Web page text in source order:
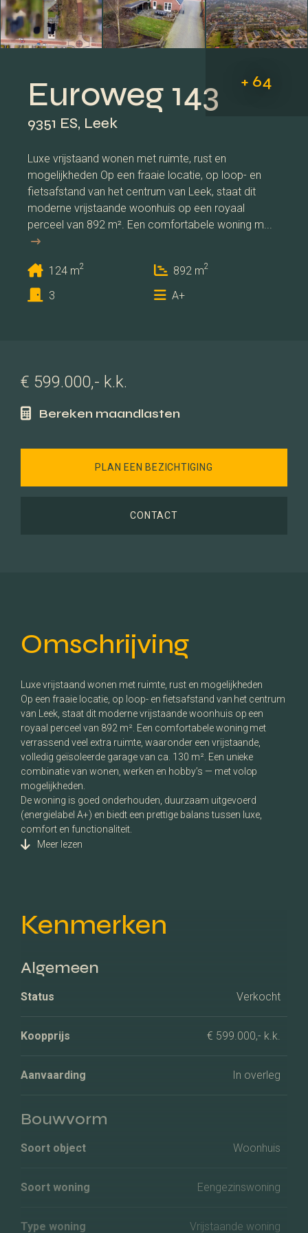
+ 64
Euroweg 143
9351 ES, Leek
Luxe vrijstaand wonen met ruimte, rust en
mogelijkheden Op een fraaie locatie, op loop- en
fietsafstand van het centrum van Leek, staat dit
moderne vrijstaande woonhuis op een royaal
perceel van 892 m². Een comfortabele woning m...
124 m2 892 m2
3 A+
€ 599.000,- k.k.
Bereken maandlasten
PLAN EEN BEZICHTIGING
CONTACT
Omschrijving
Luxe vrijstaand wonen met ruimte, rust en mogelijkheden
Op een fraaie locatie, op loop- en fietsafstand van het centrum
van Leek, staat dit moderne vrijstaande woonhuis op een
royaal perceel van 892 m². Een comfortabele woning met
verrassend veel extra ruimte, waaronder een vrijstaande,
volledig geïsoleerde garage van ca. 130 m². Een unieke
combinatie van wonen, werken en hobby’s — met volop
mogelijkheden.
De woning is goed onderhouden, duurzaam uitgevoerd
(energielabel A+) en biedt een prettige balans tussen luxe,
comfort en functionaliteit.
Meer lezen
Kenmerken
Algemeen
Status Verkocht
Koopprijs € 599.000,- k.k.
Aanvaarding In overleg
Bouwvorm
Soort object Woonhuis
Soort woning Eengezinswoning
Type woning Vrijstaande woning